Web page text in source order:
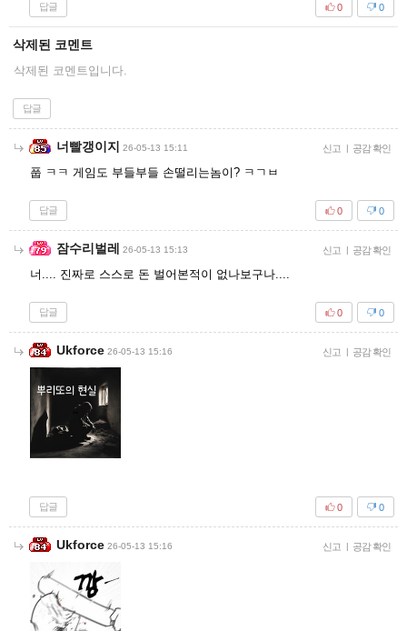
답글 0
0
삭제된 코멘트
삭제된 코멘트입니다.
답글
너빨갱이지 26-05-13 15:11 신고 | 공감 확인
풉 ㅋㅋ 게임도 부들부들 손떨리는놈이? ㅋㄱㅂ
답글 0
0
잠수리벌레 26-05-13 15:13 신고 | 공감 확인
너.... 진짜로 스스로 돈 벌어본적이 없나보구나....
답글 0
0
Ukforce 26-05-13 15:16 신고 | 공감 확인
답글 0
0
Ukforce 26-05-13 15:16 신고 | 공감 확인